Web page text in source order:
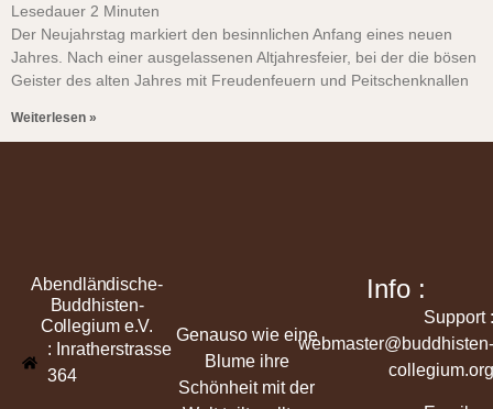
Lesedauer 2 Minuten
Der Neujahrstag markiert den besinnlichen Anfang eines neuen
Jahres. Nach einer ausgelassenen Altjahresfeier, bei der die bösen
Geister des alten Jahres mit Freudenfeuern und Peitschenknallen
Weiterlesen »
Abendländische-
Buddhisten-
Collegium e.V.
: Inratherstrasse
364
Genauso wie eine
Blume ihre
Schönheit mit der
Info :
Support :
webmaster@buddhisten-
collegium.org